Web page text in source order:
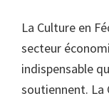
La Culture en
secteur
indispensable
soutiennent. La